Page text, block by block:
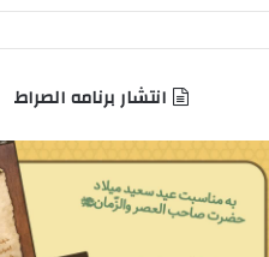
انتشار برنامه الصراط